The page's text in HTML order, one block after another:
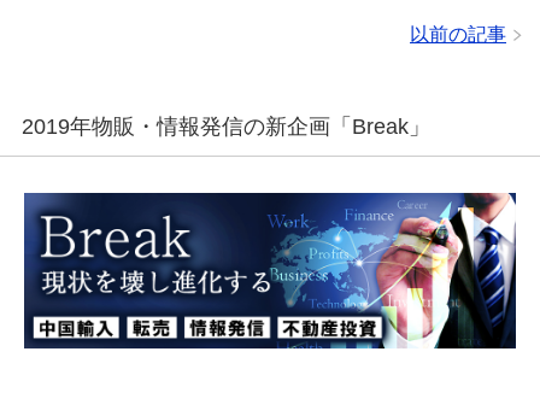
以前の記事
2019年物販・情報発信の新企画「Break」